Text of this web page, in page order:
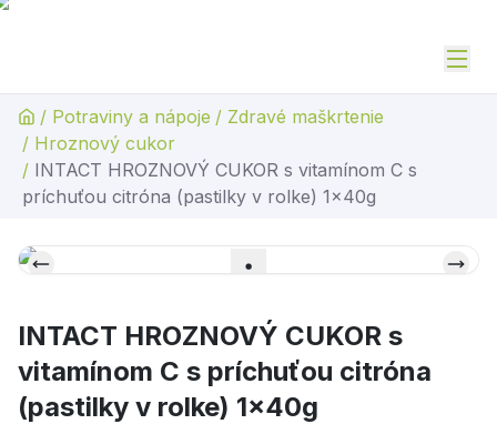
/ Potraviny a nápoje / Zdravé maškrtenie
/ Hroznový cukor
/ INTACT HROZNOVÝ CUKOR s vitamínom C s
príchuťou citróna (pastilky v rolke) 1x40g
INTACT HROZNOVÝ CUKOR s
vitamínom C s príchuťou citróna
(pastilky v rolke) 1x40g